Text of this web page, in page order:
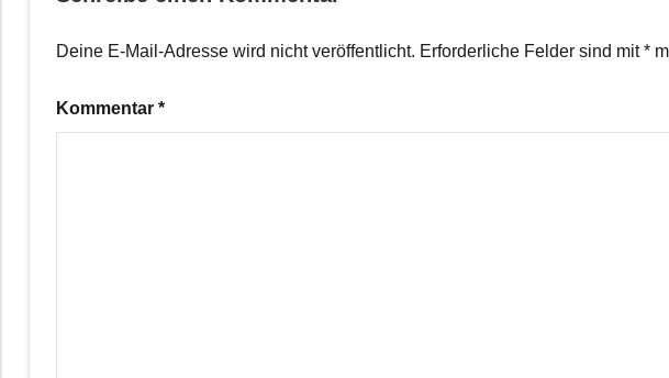
Deine E-Mail-Adresse wird nicht veröffentlicht. Erforderliche Felder sind mit*
Kommentar *